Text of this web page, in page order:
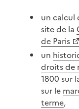
un calcul
site de la
de Paris
un
droits de
1800 sur
sur le
terme,